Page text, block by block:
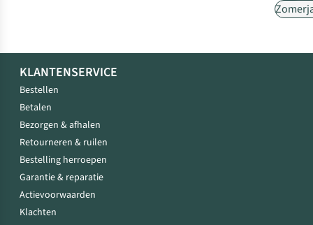
KLANTENSERVICE
Bestellen
Betalen
Bezorgen & afhalen
Retourneren & ruilen
Bestelling herroepen
Garantie & reparatie
Actievoorwaarden
Klachten